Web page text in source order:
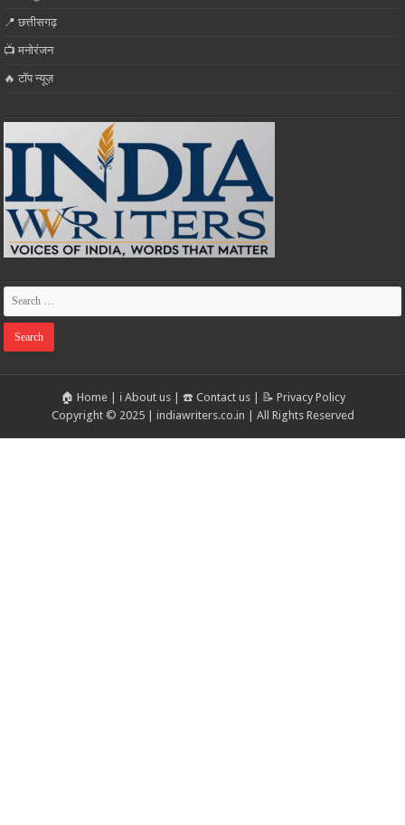
📍 छत्तीसगढ़
📺 मनोरंजन
🔥 टॉप न्यूज़
🏠 Home| ℹ️ About us| ☎️ Contact us| 📝 Privacy Policy
Copyright © 2025 | indiawriters.co.in | All Rights Reserved